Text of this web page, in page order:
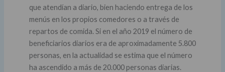
que atendían a diario, bien haciendo entrega de los
menús en los propios comedores o a través de
repartos de comida. Si en el año 2019 el número de
beneficiarios diarios era de aproximadamente 5.800
personas, en la actualidad se estima que el número
ha ascendido a más de 20.000 personas diarias.